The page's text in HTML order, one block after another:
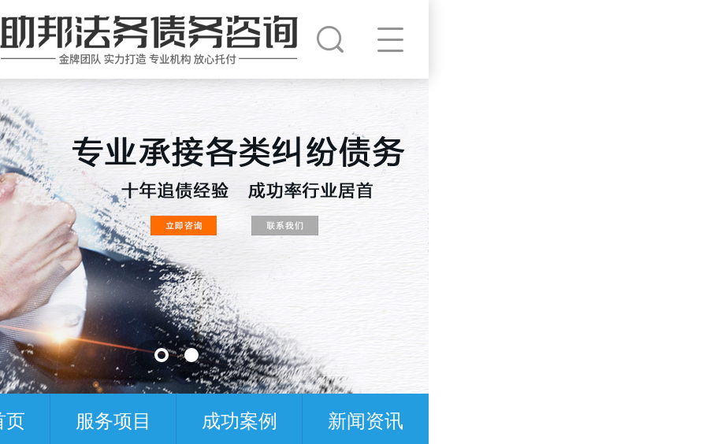
页 服务项目 成功案例 新闻资讯